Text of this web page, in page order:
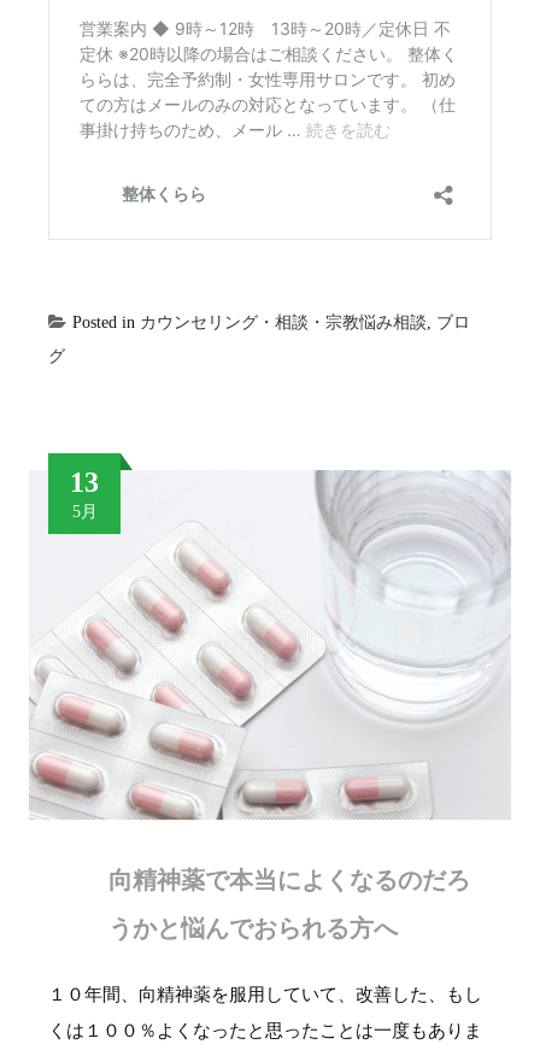
Posted in カウンセリング・相談・宗教悩み相談, ブロ
グ
13
5月
向精神薬で本当によくなるのだろ
うかと悩んでおられる方へ
１０年間、向精神薬を服用していて、改善した、もし
くは１００％よくなったと思ったことは一度もありま